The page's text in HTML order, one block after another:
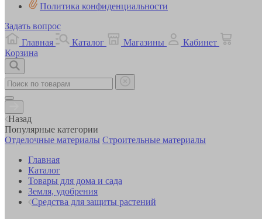
Политика конфиденциальности
Задать вопрос
Главная
Каталог Магазины
Кабинет
Корзина
Назад
Популярные категории
Отделочные материалы Строительные материалы
Главная
Каталог
Товары для дома и сада
Земля, удобрения
Средства для защиты растений